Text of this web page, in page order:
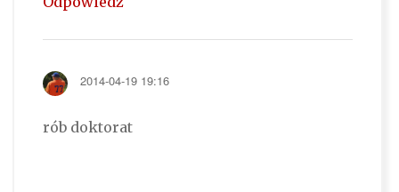
2014-04-19 19:16
rób doktorat